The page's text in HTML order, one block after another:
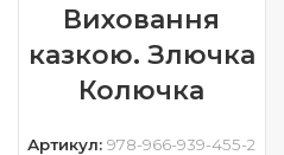
Виховання
казкою. Злючка
Колючка
Артикул:978-966-939-455-2